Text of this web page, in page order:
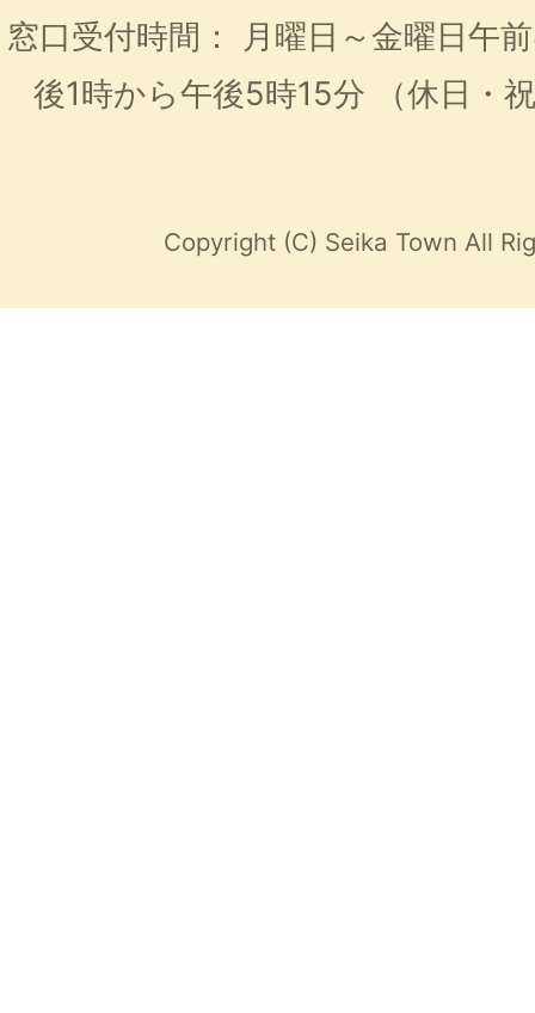
窓口受付時間：
月曜日～金曜日午
後1時から午後5時15分
（休日・
Copyright (C) Seika Town All